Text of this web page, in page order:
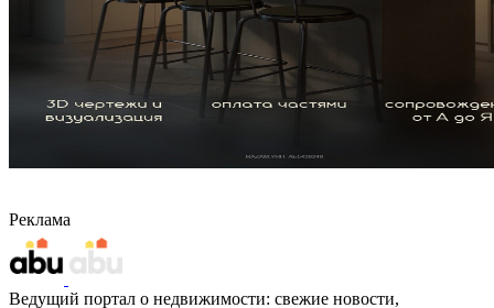
Реклама
Ведущий портал о недвижимости: свежие новости,